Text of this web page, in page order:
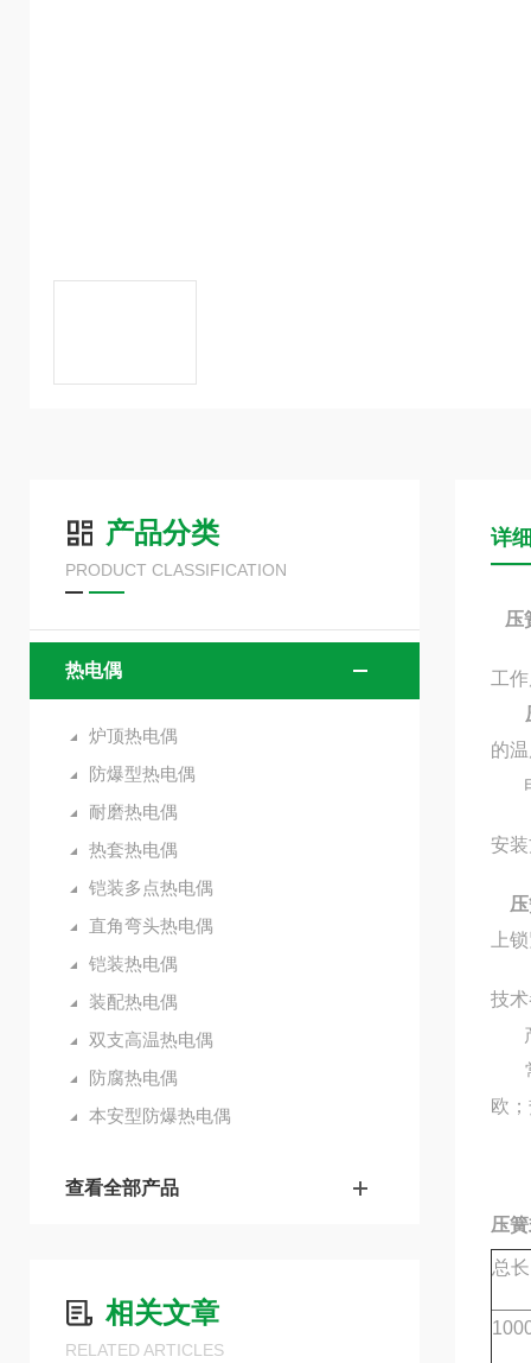
产品分类
PRODUCT CLASSIFICATION
热电偶
炉顶热电偶
防爆型热电偶
耐磨热电偶
热套热电偶
铠装多点热电偶
直角弯头热电偶
铠装热电偶
装配热电偶
双支高温热电偶
防腐热电偶
本安型防爆热电偶
查看全部产品
相关文章
RELATED ARTICLES
详
压
工
的
电
安
上
技
产
常
欧
压
总